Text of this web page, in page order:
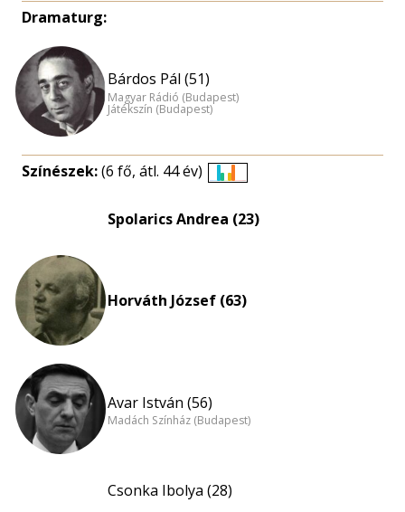
Dramaturg:
Bárdos Pál (51)
Magyar Rádió (Budapest)
Játékszín (Budapest)
Színészek:(6 fő, átl. 44 év)
eloszlás
Spolarics Andrea (23)
Horváth József (63)
Avar István (56)
Madách Színház (Budapest)
Csonka Ibolya (28)